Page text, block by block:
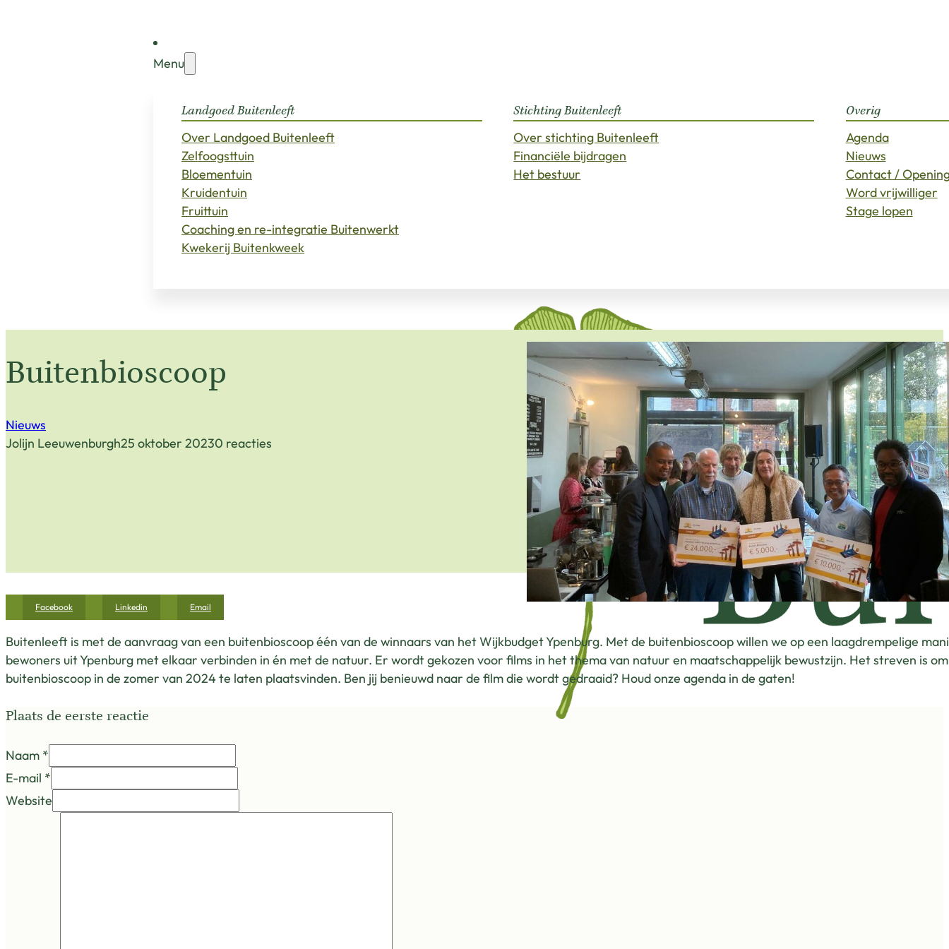
Menu
Landgoed Buitenleeft
Over Landgoed Buitenleeft
Zelfoogsttuin
Bloementuin
Kruidentuin
Fruittuin
Coaching en re-integratie Buitenwerkt
Kwekerij Buitenkweek
Stichting Buitenleeft
Over stichting Buitenleeft
Financiële bijdragen
Het bestuur
Overig
Agenda
Nieuws
Contact /
Word vrijwilliger
Stage lopen
Buitenbioscoop
Nieuws
Jolijn Leeuwenburgh25 oktober 20230 reacties
Facebook Linkedin Email
Buitenleeft is met de aanvraag van een buitenbioscoop één van de winnaars van het Wijkbudget Ypenburg. Met de buitenbioscoop willen we op een laagdrempelige
bewoners uit Ypenburg met elkaar verbinden in én met de natuur. Er wordt gekozen voor films in het thema van natuur en maatschappelijk bewustzijn. Het streven is
buitenbioscoop in de zomer van 2024 te laten plaatsvinden. Ben jij benieuwd naar de film die wordt gedraaid? Houd onze agenda in de gaten!
Plaats de eerste reactie
Naam *
E-mail *
Website